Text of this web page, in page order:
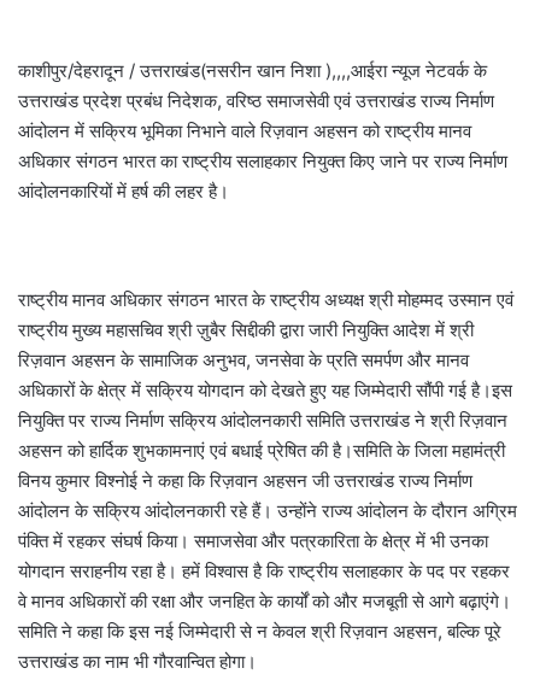
काशीपुर/देहरादून / उत्तराखंड(नसरीन खान निशा ),,,,आईरा न्यूज नेटवर्क के
उत्तराखंड प्रदेश प्रबंध निदेशक, वरिष्ठ समाजसेवी एवं उत्तराखंड राज्य निर्माण
आंदोलन में सक्रिय भूमिका निभाने वाले रिज़वान अहसन को राष्ट्रीय मानव
अधिकार संगठन भारत का राष्ट्रीय सलाहकार नियुक्त किए जाने पर राज्य निर्माण
आंदोलनकारियों में हर्ष की लहर है।
राष्ट्रीय मानव अधिकार संगठन भारत के राष्ट्रीय अध्यक्ष श्री मोहम्मद उस्मान एवं
राष्ट्रीय मुख्य महासचिव श्री ज़ुबैर सिद्दीकी द्वारा जारी नियुक्ति आदेश में श्री
रिज़वान अहसन के सामाजिक अनुभव, जनसेवा के प्रति समर्पण और मानव
अधिकारों के क्षेत्र में सक्रिय योगदान को देखते हुए यह जिम्मेदारी सौंपी गई है।इस
नियुक्ति पर राज्य निर्माण सक्रिय आंदोलनकारी समिति उत्तराखंड ने श्री रिज़वान
अहसन को हार्दिक शुभकामनाएं एवं बधाई प्रेषित की है।समिति के जिला महामंत्री
विनय कुमार विश्नोई ने कहा कि रिज़वान अहसन जी उत्तराखंड राज्य निर्माण
आंदोलन के सक्रिय आंदोलनकारी रहे हैं। उन्होंने राज्य आंदोलन के दौरान अग्रिम
पंक्ति में रहकर संघर्ष किया। समाजसेवा और पत्रकारिता के क्षेत्र में भी उनका
योगदान सराहनीय रहा है। हमें विश्वास है कि राष्ट्रीय सलाहकार के पद पर रहकर
वे मानव अधिकारों की रक्षा और जनहित के कार्यों को और मजबूती से आगे बढ़ाएंगे।
समिति ने कहा कि इस नई जिम्मेदारी से न केवल श्री रिज़वान अहसन, बल्कि पूरे
उत्तराखंड का नाम भी गौरवान्वित होगा।